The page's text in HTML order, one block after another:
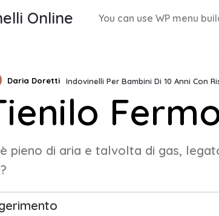
Online You can use WP menu
Daria Doretti Indovinelli Per Bambini Di 10 Anni Con
pieno di aria e talvolta di gas,